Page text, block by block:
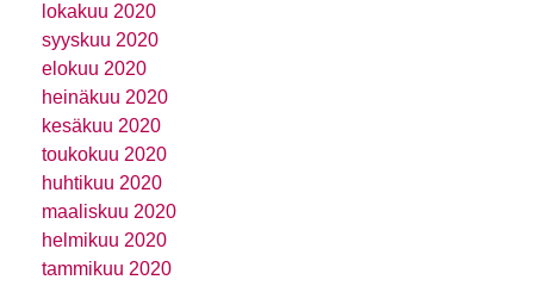
lokakuu 2020
syyskuu 2020
elokuu 2020
heinäkuu 2020
kesäkuu 2020
toukokuu 2020
huhtikuu 2020
maaliskuu 2020
helmikuu 2020
tammikuu 2020